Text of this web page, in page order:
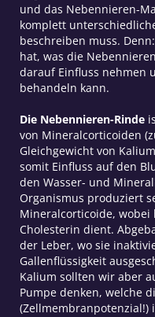
und das Nebennieren-
komplett
beschreiben muss.
hat, was die
darauf Einfluss nehmen
behandeln kann.
Die Nebennieren-Rinde
von Mineralcorticoiden
Gleichgewicht von
somit Einfluss auf den
den Wasser- und
Organismus produziert
Mineralcorticoide, wobei
Cholesterin dient.
der Leber, wo sie
Gallenflüssigkeit
Kalium sollten wir aber
Pumpe denken, welche